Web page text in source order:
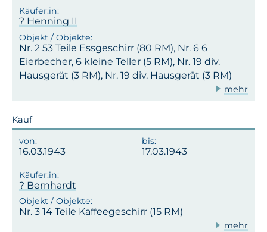
? Henning II
Nr. 2 53 Teile Essgeschirr (80 RM), Nr. 6 6
Eierbecher, 6 kleine Teller (5 RM), Nr. 19 div.
Hausgerät (3 RM), Nr. 19 div. Hausgerät (3 RM)
mehr
Kauf
16.03.1943 17.03.1943
? Bernhardt
Nr. 3 14 Teile Kaffeegeschirr (15 RM)
mehr